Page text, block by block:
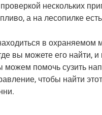
нескольких
а на лесопилке
в охраняемом
вы можете его найти,
можем помочь сузить
чтобы найти